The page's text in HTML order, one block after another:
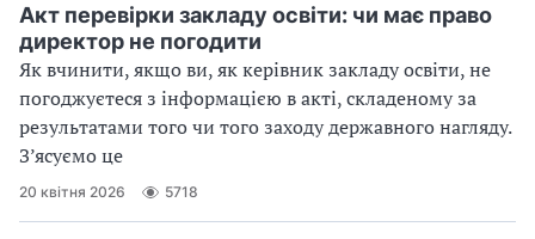
Акт перевірки закладу освіти: чи має право
директор не погодити
Як вчинити, якщо ви, як керівник закладу освіти, не
погоджуєтеся з інформацією в акті, складеному за
результатами того чи того заходу державного нагляду.
З’ясуємо це
20 квітня 2026 5718